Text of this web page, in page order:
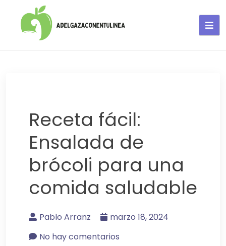
Receta fácil:
Ensalada de
brócoli para una
comida saludable
Pablo Arranz
marzo 18, 2024
No hay comentarios